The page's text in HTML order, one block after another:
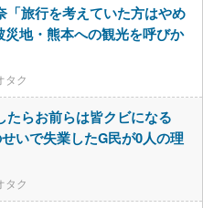
「旅行を考えていた方はやめ
地・熊本への観光を呼びか
タク
たらお前らは皆クビになる
いで失業したG民が0人の理
タク